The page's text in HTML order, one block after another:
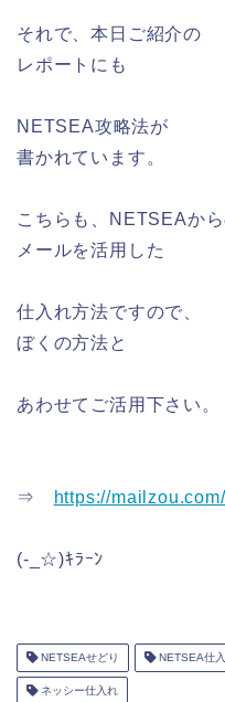
それで、本日ご紹介の
レポートにも
NETSEA攻略法が
書かれています。
こちらも、NETSEAか
メールを活用した
仕入れ方法ですので、
ぼくの方法と
あわせてご活用下さい。
⇒ https://
(-_☆)ｷﾗｰﾝ
NETSEAせどり NETSEA仕
ネッシー仕入れ